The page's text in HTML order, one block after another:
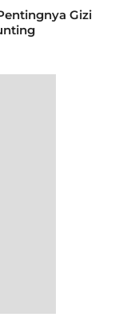
Gizi